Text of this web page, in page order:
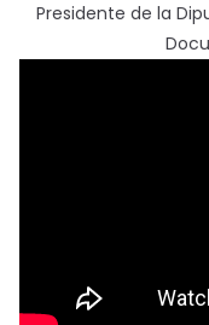
Presidente de la